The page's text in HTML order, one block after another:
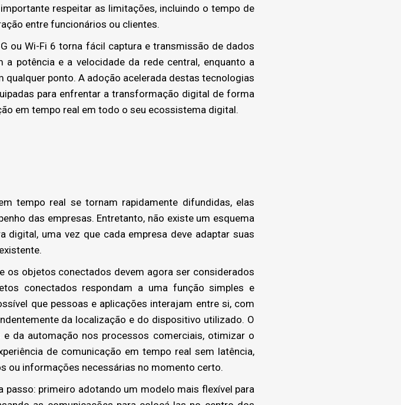
respeitar as limitações, incluindo o tempo de
entre funcionários ou clientes.
ou Wi-Fi 6 torna fácil captura e transmissão de dados
potência e a velocidade da rede central, enquanto a
ponto. A adoção acelerada destas tecnologias
para enfrentar a transformação digital de forma
em tempo real em todo o seu ecossistema digital.
tempo real se tornam rapidamente difundidas, elas
das empresas. Entretanto, não existe um esquema
uma vez que cada empresa deve adaptar suas
os objetos conectados devem agora ser considerados
conectados respondam a uma função simples e
que pessoas e aplicações interajam entre si, com
da localização e do dispositivo utilizado. O
da automação nos processos comerciais, otimizar o
de comunicação em tempo real sem latência,
ou informações necessárias no momento certo.
primeiro adotando um modelo mais flexível para